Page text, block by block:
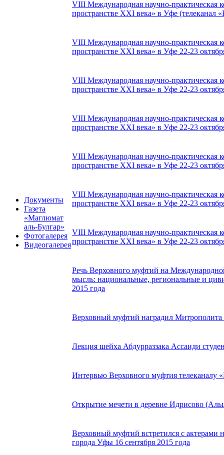
Документы
Газета
«Маглюмат
аль-Булгар»
Фотогалерея
Видеогалерея
VIII Международная научно-практическая
пространстве XXI века» в Уфе (телеканал
VIII Международная научно-практическая
пространстве XXI века» в Уфе 22-23
VIII Международная научно-практическая
пространстве XXI века» в Уфе 22-23
VIII Международная научно-практическая
пространстве XXI века» в Уфе 22-23
VIII Международная научно-практическая
пространстве XXI века» в Уфе 22-23
VIII Международная научно-практическая
пространстве XXI века» в Уфе 22-23
VIII Международная научно-практическая
пространстве XXI века» в Уфе 22-23
Речь Верховного муфтий на
мысль: национальные, региональные и
2015 года
Верховный муфтий наградил
Лекция шейха Абдурраззака Ассаиди
Интервью Верховного муфтия телеканалу
Открытие мечети в деревне Идрисово
Верховный муфтий встретился с актерами
города Уфы 16 сентября 2015 года